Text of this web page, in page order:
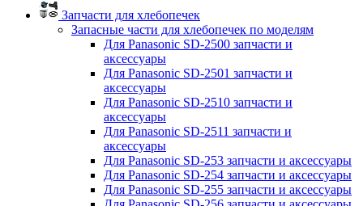
Запчасти для хлебопечек
Запасные части для хлебопечек по моделям
Для Panasonic SD-2500 запчасти и
аксессуары
Для Panasonic SD-2501 запчасти и
аксессуары
Для Panasonic SD-2510 запчасти и
аксессуары
Для Panasonic SD-2511 запчасти и
аксессуары
Для Panasonic SD-253 запчасти и аксессуары
Для Panasonic SD-254 запчасти и аксессуары
Для Panasonic SD-255 запчасти и аксессуары